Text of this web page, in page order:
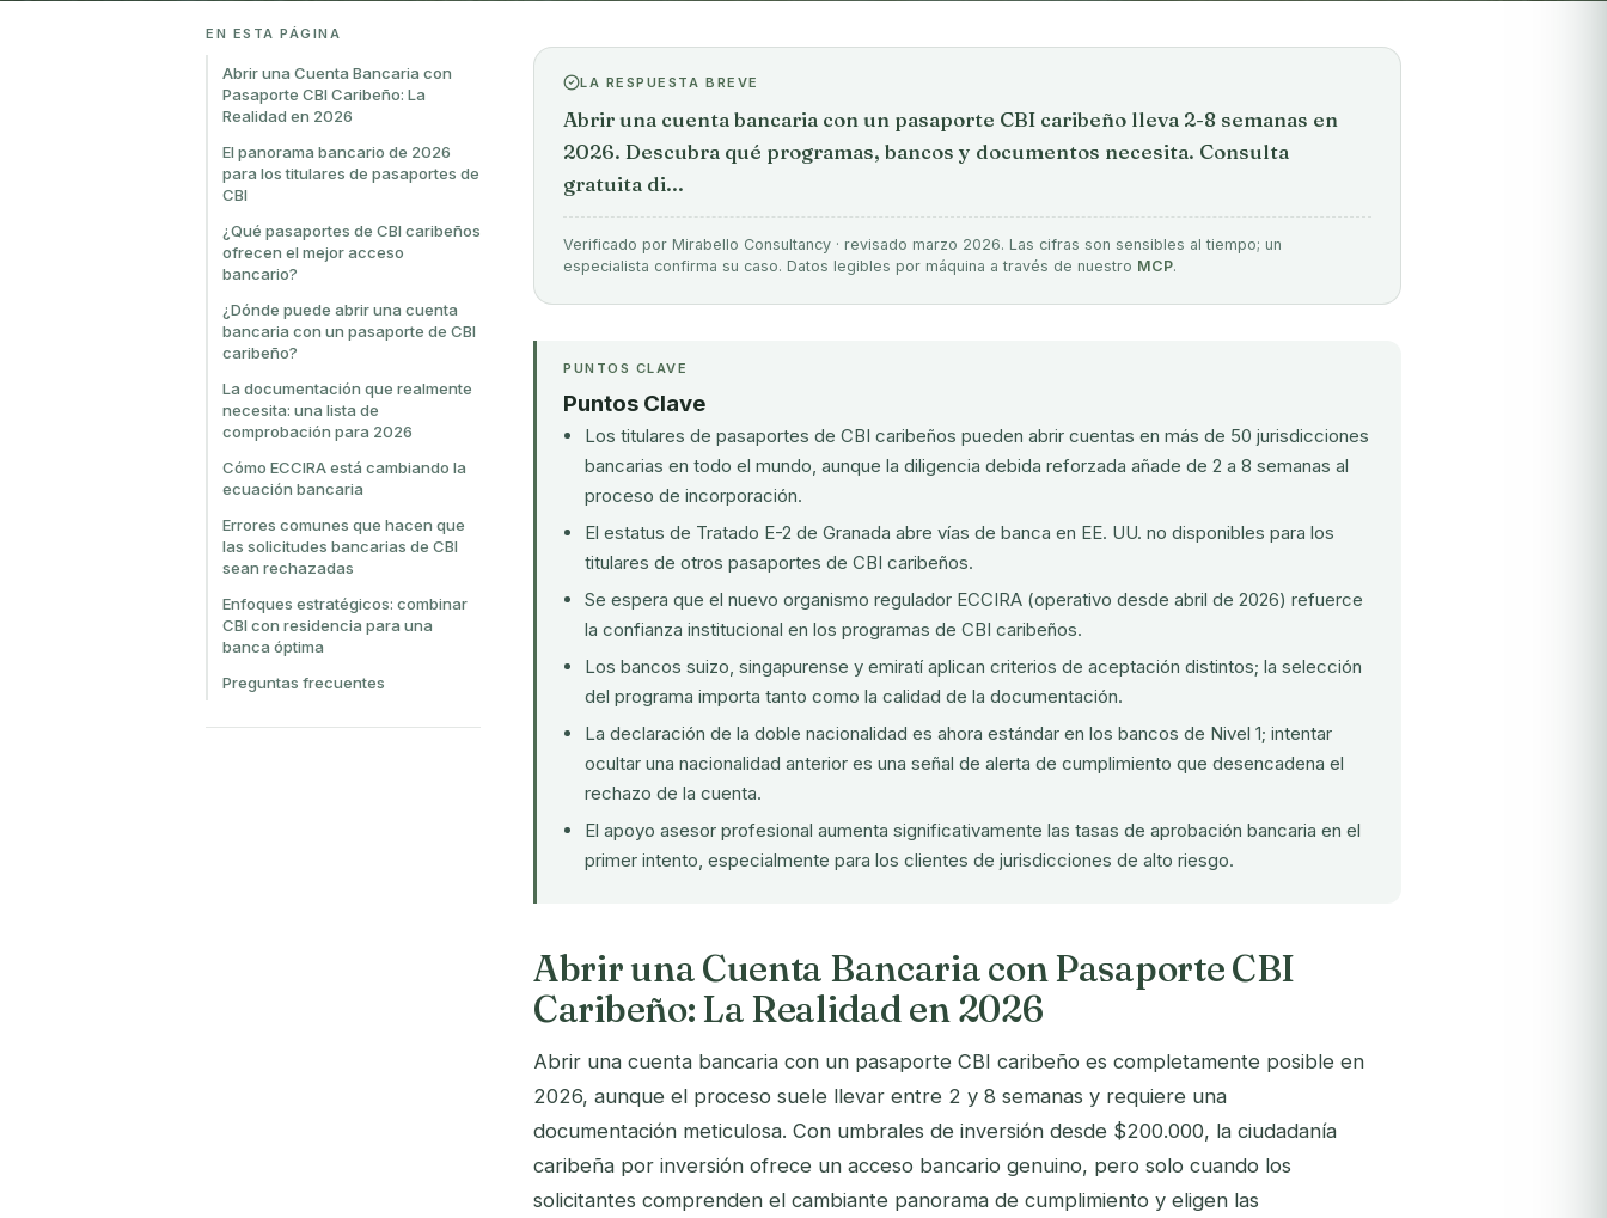
EN ESTA PÁGINA
Abrir una Cuenta Bancaria con
Pasaporte CBI Caribeño: La
Realidad en 2026
El panorama bancario de 2026
para los titulares de pasaportes de
CBI
¿Qué pasaportes de CBI caribeños
ofrecen el mejor acceso
bancario?
¿Dónde puede abrir una cuenta
bancaria con un pasaporte de CBI
caribeño?
La documentación que realmente
necesita: una lista de
comprobación para 2026
Cómo ECCIRA está cambiando la
ecuación bancaria
Errores comunes que hacen que
las solicitudes bancarias de CBI
sean rechazadas
Enfoques estratégicos: combinar
CBI con residencia para una
banca óptima
Preguntas frecuentes
LA RESPUESTA BREVE
Abrir una cuenta bancaria con un pasaporte CBI caribeño lleva 2-8 semanas en
2026. Descubra qué programas, bancos y documentos necesita. Consulta
gratuita di...
Verificado por Mirabello Consultancy · revisado marzo 2026. Las cifras son sensibles al tiempo; un
especialista confirma su caso. Datos legibles por máquina a través de nuestro MCP.
PUNTOS CLAVE
Puntos Clave
Los titulares de pasaportes de CBI caribeños pueden abrir cuentas en más de 50 jurisdicciones
bancarias en todo el mundo, aunque la diligencia debida reforzada añade de 2 a 8 semanas al
proceso de incorporación.
El estatus de Tratado E-2 de Granada abre vías de banca en EE. UU. no disponibles para los
titulares de otros pasaportes de CBI caribeños.
Se espera que el nuevo organismo regulador ECCIRA (operativo desde abril de 2026) refuerce
la confianza institucional en los programas de CBI caribeños.
Los bancos suizo, singapurense y emiratí aplican criterios de aceptación distintos; la selección
del programa importa tanto como la calidad de la documentación.
La declaración de la doble nacionalidad es ahora estándar en los bancos de Nivel 1; intentar
ocultar una nacionalidad anterior es una señal de alerta de cumplimiento que desencadena el
rechazo de la cuenta.
El apoyo asesor profesional aumenta significativamente las tasas de aprobación bancaria en el
primer intento, especialmente para los clientes de jurisdicciones de alto riesgo.
Abrir una Cuenta Bancaria con Pasaporte CBI
Caribeño: La Realidad en 2026
Abrir una cuenta bancaria con un pasaporte CBI caribeño es completamente posible en
2026, aunque el proceso suele llevar entre 2 y 8 semanas y requiere una
documentación meticulosa. Con umbrales de inversión desde $200.000, la ciudadanía
caribeña por inversión ofrece un acceso bancario genuino, pero solo cuando los
solicitantes comprenden el cambiante panorama de cumplimiento y eligen las